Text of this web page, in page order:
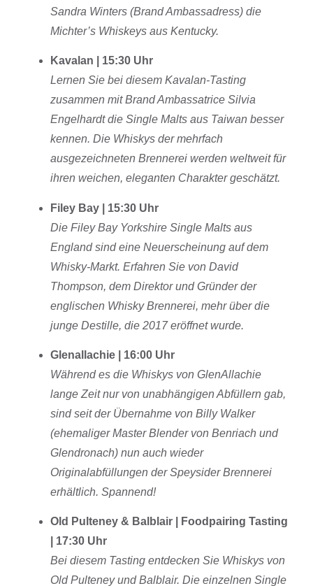
Sandra Winters (Brand Ambassadress) die
Michter’s Whiskeys aus Kentucky.
Kavalan | 15:30 Uhr
Lernen Sie bei diesem Kavalan-Tasting
zusammen mit Brand Ambassatrice Silvia
Engelhardt die Single Malts aus Taiwan besser
kennen. Die Whiskys der mehrfach
ausgezeichneten Brennerei werden weltweit für
ihren weichen, eleganten Charakter geschätzt.
Filey Bay | 15:30 Uhr
Die Filey Bay Yorkshire Single Malts aus
England sind eine Neuerscheinung auf dem
Whisky-Markt. Erfahren Sie von David
Thompson, dem Direktor und Gründer der
englischen Whisky Brennerei, mehr über die
junge Destille, die 2017 eröffnet wurde.
Glenallachie | 16:00 Uhr
Während es die Whiskys von GlenAllachie
lange Zeit nur von unabhängigen Abfüllern gab,
sind seit der Übernahme von Billy Walker
(ehemaliger Master Blender von Benriach und
Glendronach) nun auch wieder
Originalabfüllungen der Speysider Brennerei
erhältlich. Spannend!
Old Pulteney & Balblair | Foodpairing Tasting
| 17:30 Uhr
Bei diesem Tasting entdecken Sie Whiskys von
Old Pulteney und Balblair. Die einzelnen Single